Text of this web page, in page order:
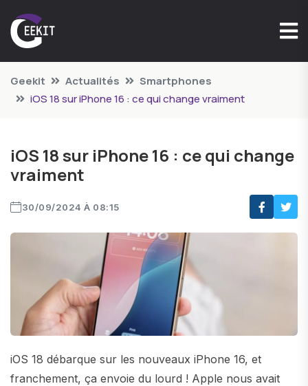
Geekit Actualités
Smartphones
iOS 18 sur iPhone 16 : ce qui change vraiment
iOS 18 sur iPhone 16 : ce qui change
vraiment
30/09/2024 À 08:15
iOS 18 débarque sur les nouveaux iPhone 16, et
franchement, ça envoie du lourd ! Apple nous avait